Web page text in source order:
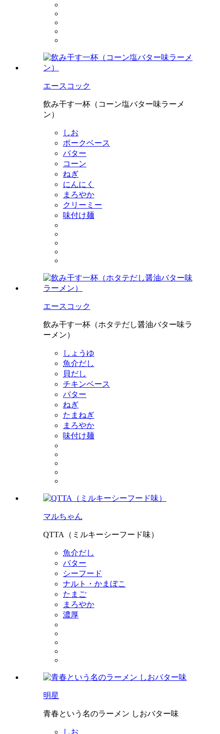
エースコック
飲み干す一杯（コーン塩バター味ラーメ
ン）
しお
ポークベース
バター
コーン
ねぎ
にんにく
まろやか
クリーミー
味付け麺
エースコック
飲み干す一杯（ホタテだし醤油バター味ラ
ーメン）
しょうゆ
魚介だし
貝だし
チキンベース
バター
ねぎ
たまねぎ
まろやか
味付け麺
マルちゃん
QTTA（ミルキーシーフード味）
魚介だし
バター
シーフード
ナルト・かまぼこ
たまご
まろやか
濃厚
明星
青春という名のラーメン しおバター味
しお